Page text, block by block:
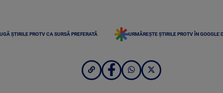
ȘTIRILE PROTV CA SURSĂ PREFERATĂ URMĂREȘTE ȘTIRILE PROTV ÎN GOOGLE